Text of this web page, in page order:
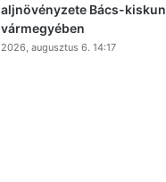
aljnövényzete Bács-kiskun
vármegyében
2026, augusztus 6. 14:17